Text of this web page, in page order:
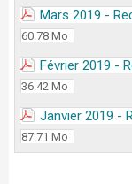
Mars 2019 -
60.78 Mo
Février 2019 -
36.42 Mo
Janvier 2019 -
87.71 Mo